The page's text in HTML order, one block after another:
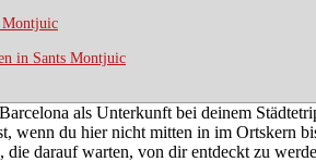
Montjuic
in Sants Montjuic
als Unterkunft bei deinem
wenn du hier nicht mitten in im Ortskern
, die darauf warten, von dir entdeckt zu